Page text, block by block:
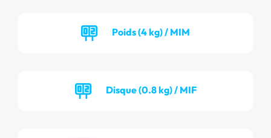
Poids (4 kg) / MIM
Disque (0.8 kg) / MIF